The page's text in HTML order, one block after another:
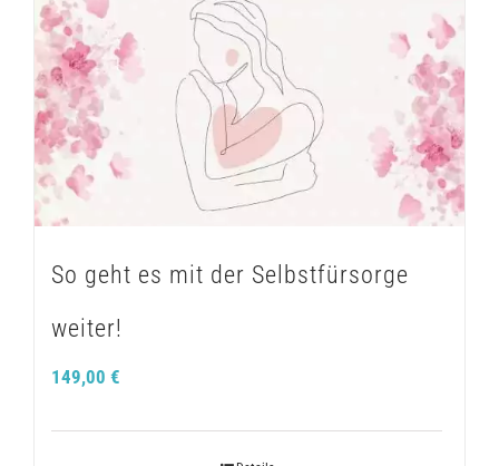
So geht es mit der Selbstfürsorge
weiter!
149,00 €